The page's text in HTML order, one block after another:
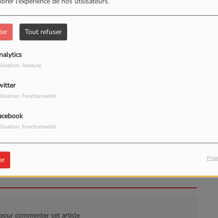
Tout refuser
Analyse
Fonctionnalité
Fonctionnalité
de Laval Pavillon Secondaire des Quatre Vents nous
commenter cet article